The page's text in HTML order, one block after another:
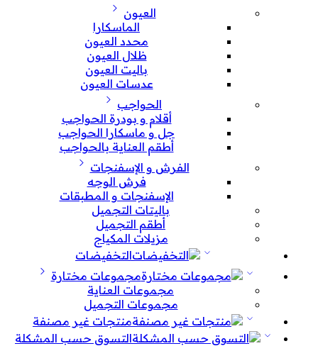
العيون
الماسكارا
محدد العيون
ظلال العيون
باليت العيون
عدسات العيون
الحواجب
أقلام و بودرة الحواجب
جل و ماسكارا الحواجب
أطقم العناية بالحواجب
الفرش و الإسفنجات
فرش الوجه
الإسفنجات و المطبقات
باليتات التجميل
أطقم التجميل
مزيلات المكياج
التخفيضات
مجموعات مختارة
مجموعات العناية
مجموعات التجميل
منتجات غير مصنفة
التسوق حسب المشكلة